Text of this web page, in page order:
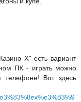
Х" есть вариант
ПК - играть можно
Вот здесь